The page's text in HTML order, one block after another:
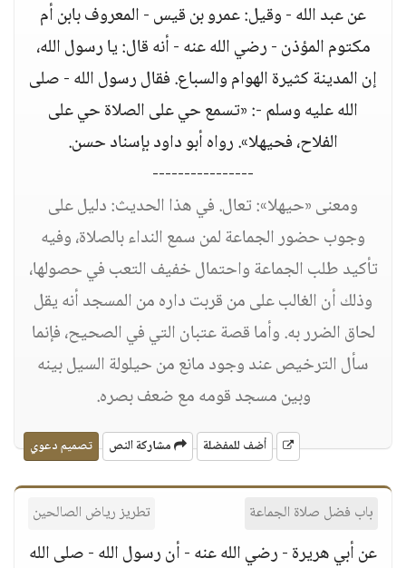
عن عبد الله - وقيل: عمرو بن قيس - المعروف بابن أم
مكتوم المؤذن - رضي الله عنه - أنه قال: يا رسول الله،
إن المدينة كثيرة الهوام والسباع. فقال رسول الله - صلى
الله عليه وسلم -: «تسمع حي على الصلاة حي على
الفلاح، فحيهلا». رواه أبو داود بإسناد حسن.
----------------
ومعنى «حيهلا»: تعال. في هذا الحديث: دليل على
وجوب حضور الجماعة لمن سمع النداء بالصلاة، وفيه
تأكيد طلب الجماعة واحتمال خفيف التعب في حصولها،
وذلك أن الغالب على من قربت داره من المسجد أنه يقل
لحاق الضرر به. وأما قصة عتبان التي في الصحيح، فإنما
سأل الترخيص عند وجود مانع من حيلولة السيل بينه
وبين مسجد قومه مع ضعف بصره.
أضف للمفضلة مشاركة النص تصميم دعوي
باب فضل صلاة الجماعة تطريز رياض الصالحين
عن أبي هريرة - رضي الله عنه - أن رسول الله - صلى الله